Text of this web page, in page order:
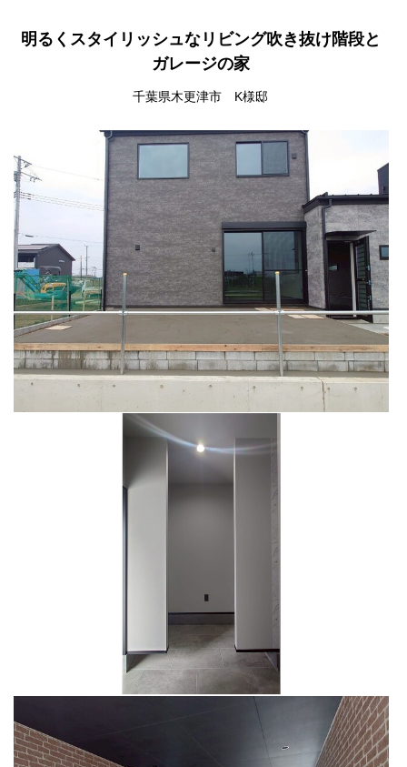
明るくスタイリッシュなリビング吹き抜け階段と
ガレージの家
千葉県木更津市 K様邸